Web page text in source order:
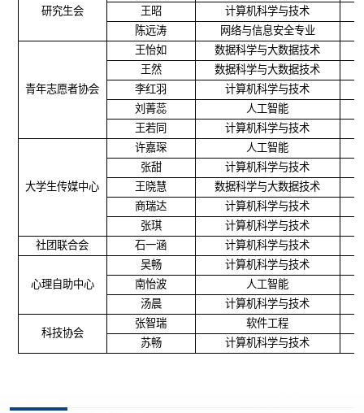
研究生会
王昭
计算机科学与技术
陈远涛
网络与信息安全专业
青年志愿者协会
王怡如
数据科学与大数据技术
王然
数据科学与大数据技术
李红羽
计算机科学与技术
刘菁蕊
人工智能
王若同
计算机科学与技术
大学生传媒中心
许嘉琛
人工智能
张甜
计算机科学与技术
王晓慧
数据科学与大数据技术
商瑞达
计算机科学与技术
张琪
计算机科学与技术
社团联合会
石一涵 计算机科学与技术
心理自助中心
吴畅
计算机科学与技术
南怡波
人工智能
汤晨
计算机科学与技术
科技协会
张智瑞
软件工程
苏畅
计算机科学与技术